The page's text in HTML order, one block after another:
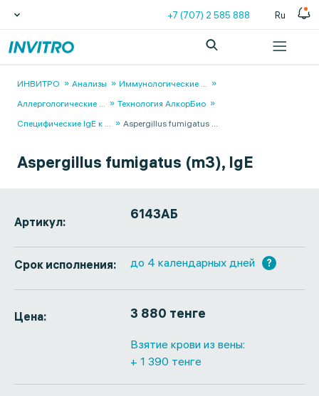
+7 (707) 2 585 888 Ru
ИНВИТРО Анализы Иммунологические ...
Аллергологические ...
Технология АлкорБио
Специфические IgE к ... Aspergillus fumigatus ...
Aspergillus fumigatus (m3), IgE
Артикул: 6143АБ
Срок исполнения: до 4 календарных дней ?
Цена: 3 880 тенге
Взятие крови из вены:
+ 1 390 тенге